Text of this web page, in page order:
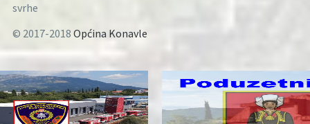
svrhe
© 2017-2018 Općina Konavle